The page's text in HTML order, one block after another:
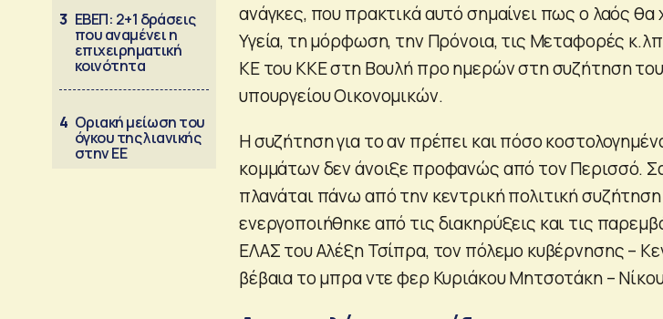
3 ΕΒΕΠ: 2+1 δράσεις
που αναμένει η
επιχειρηματική
κοινότητα
4 Οριακή μείωση του
όγκου της λιανικής
στην ΕΕ
ανάγκες, που πρακτικά αυτό σημαίνει πως ο λαός
Υγεία, τη μόρφωση, την Πρόνοια, τις Μεταφορές
ΚΕ του ΚΚΕ στη Βουλή προ ημερών στη συζήτηση
υπουργείου Οικονομικών.
Η συζήτηση για το αν πρέπει και πόσο
κομμάτων δεν άνοιξε προφανώς από τον Περισσό.
πλανάται πάνω από την κεντρική πολιτική
ενεργοποιήθηκε από τις διακηρύξεις και τις
ΕΛΑΣ του Αλέξη Τσίπρα, τον πόλεμο κυβέρνησης –
βέβαια το μπρα ντε φερ Κυριάκου Μητσοτάκη –